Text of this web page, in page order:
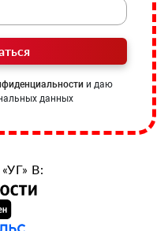
и даю
данных
В: